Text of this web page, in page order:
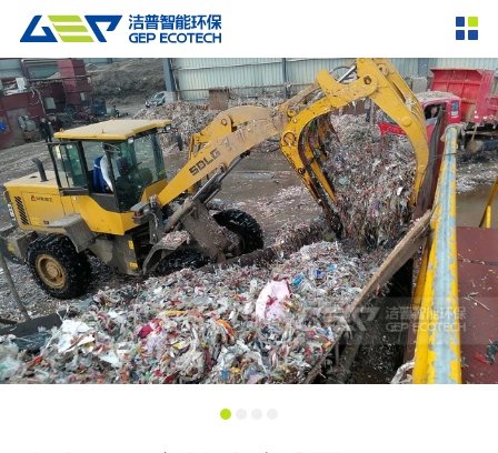
产品中心 撕碎设备
双轴撕碎机 单轴撕碎机
四轴撕碎机 液压粗碎机
垃圾破袋机 移动式撕碎站
粉碎设备
环锤式粉碎机 鼓式粉碎机
轮胎钢丝分离机 通用型粉碎机
破碎设备
反击式破碎机 颚式破碎机
圆锥破碎机
挤压成型设备
RDF成型机
成套机组
解决方案
服务支持
新闻资讯
走进洁普